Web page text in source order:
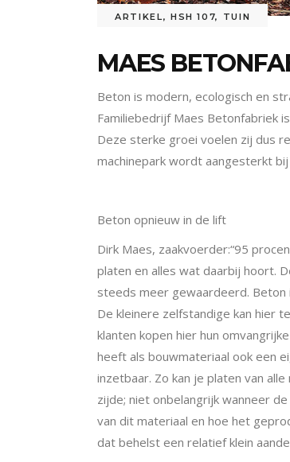
ARTIKEL, HSH 107, TUIN
MAES
Beton is modern, ecologisch en
Familiebedrijf Maes Betonfabriek
Deze sterke groei voelen zij dus
machinepark wordt aangesterkt
Beton opnieuw in de lift
Dirk Maes, zaakvoerder:“95
platen en alles wat daarbij hoort.
steeds meer gewaardeerd.
De kleinere zelfstandige kan hier
klanten kopen hier hun
heeft als bouwmateriaal ook een
inzetbaar. Zo kan je platen van
zijde; niet onbelangrijk wanneer
van dit materiaal en hoe het
dat behelst een relatief klein